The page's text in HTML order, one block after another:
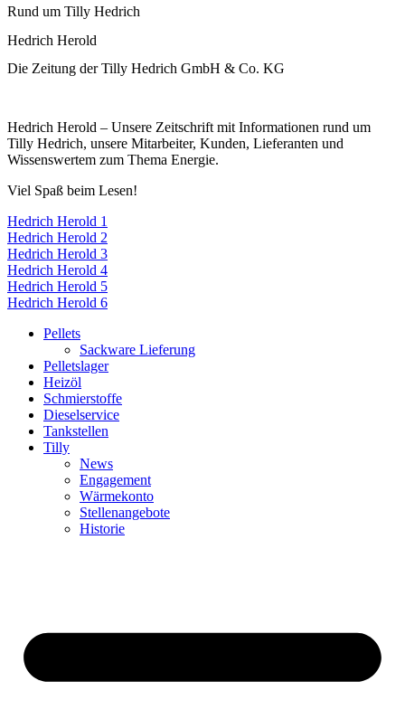
Rund um Tilly Hedrich
Hedrich Herold
Die Zeitung der Tilly Hedrich GmbH & Co. KG
Hedrich Herold – Unsere Zeitschrift mit Informationen rund um
Tilly Hedrich, unsere Mitarbeiter, Kunden, Lieferanten und
Wissenswertem zum Thema Energie.
Viel Spaß beim Lesen!
Hedrich Herold 1
Hedrich Herold 2
Hedrich Herold 3
Hedrich Herold 4
Hedrich Herold 5
Hedrich Herold 6
Pellets
Sackware Lieferung
Pelletslager
Heizöl
Schmierstoffe
Dieselservice
Tankstellen
Tilly
News
Engagement
Wärmekonto
Stellenangebote
Historie